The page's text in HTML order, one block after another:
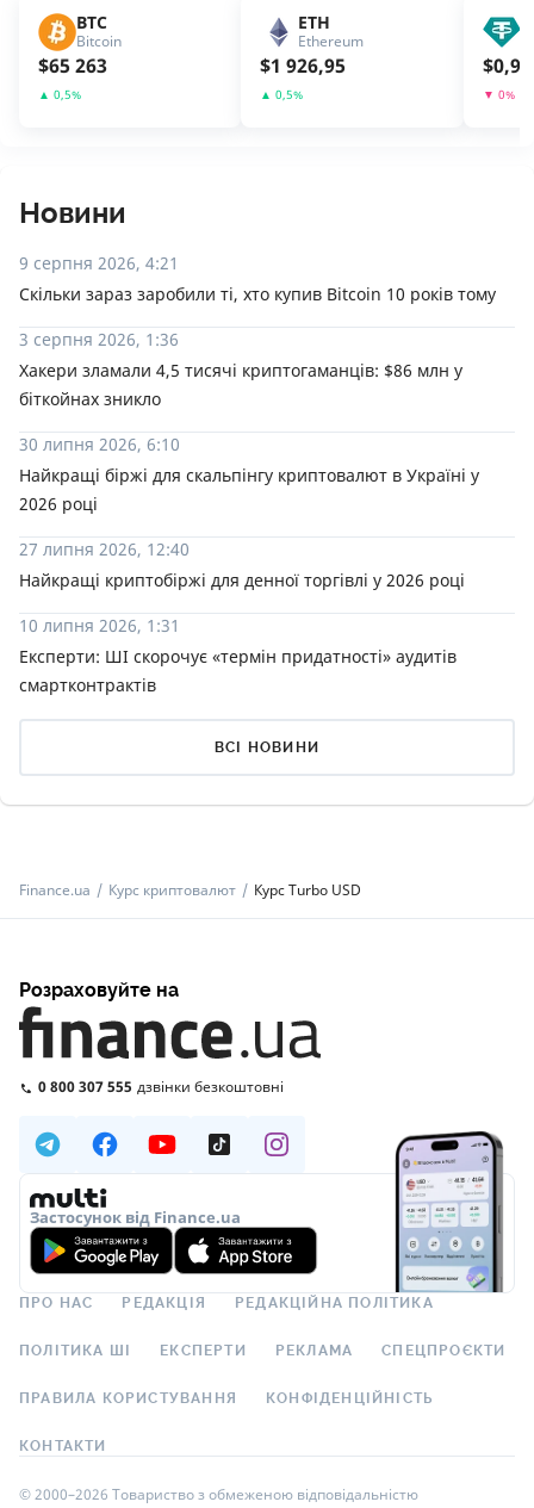
BTC
Bitcoin
$65 263
▲ 0,5%
ETH
Ethereum
$1 926,95
▲ 0,5%
$
▼ 0%
Новини
9 серпня 2026, 4:21
Скільки зараз заробили ті, хто купив Bitcoin 10 років тому
3 серпня 2026, 1:36
Хакери зламали 4,5 тисячі криптогаманців: $86 млн у
біткойнах зникло
30 липня 2026, 6:10
Найкращі біржі для скальпінгу криптовалют в Україні у
2026 році
27 липня 2026, 12:40
Найкращі криптобіржі для денної торгівлі у 2026 році
10 липня 2026, 1:31
Експерти: ШІ скорочує «термін придатності» аудитів
смартконтрактів
ВСІ НОВИНИ
Finance.ua Курс криптовалют Курс Turbo USD
Розраховуйте на
0 800 307 555 дзвінки безкоштовні
Застосунок від Finance.ua
ПРО НАС РЕДАКЦІЯ РЕДАКЦІЙНА ПОЛІТИКА
ПОЛІТИКА ШІ ЕКСПЕРТИ РЕКЛАМА СПЕЦПРОЄКТИ
ПРАВИЛА КОРИСТУВАННЯ КОНФІДЕНЦІЙНІСТЬ
КОНТАКТИ
© 2000–2026 Товариство з обмеженою відповідальністю